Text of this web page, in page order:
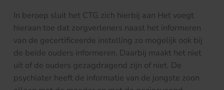
In beroep sluit het CTG zich hierbij aan Het voegt
hieraan toe dat zorgverleners naast het informeren
van de gecertificeerde instelling zo mogelijk ook bij
de beide ouders informeren. Daarbij maakt het niet
uit of de ouders gezagdragend zijn of niet. De
psychiater heeft de informatie van de jongste zoon